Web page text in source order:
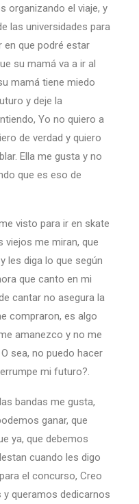
organizando el viaje, y
las universidades para
en que podré estar
su mamá va a ir al
mamá tiene miedo
y deje la
Yo no quiero a
de verdad y quiero
Ella me gusta y no
que es eso de
visto para ir en skate
viejos me miran, que
les diga lo que según
que canto en mi
cantar no asegura la
compraron, es algo
amanezco y no me
sea, no puedo hacer
mi futuro?.
bandas me gusta,
ganar, que
ya, que debemos
cuando les digo
el concurso, Creo
queramos dedicarnos